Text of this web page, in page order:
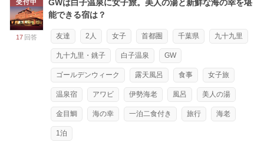
受付中
17 回答
GWは白子温泉に女子旅。美人の湯と新鮮な海の幸を堪
能できる宿は？
友達 2人 女子 首都圏 千葉県 九十九里
九十九里・銚子 白子温泉 GW
ゴールデンウィーク 露天風呂 食事 女子旅
温泉宿 アワビ 伊勢海老 風呂 美人の湯
金目鯛 海の幸 一泊二食付き 旅行 海老
1泊